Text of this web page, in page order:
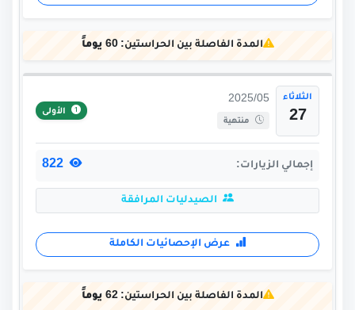
المدة الفاصلة بين الحراستين:60 يوماً
الثلاثاء
27
2025/05
منتهية
الأولى
إجمالي الزيارات:
الصيدليات المرافقة
عرض الإحصائيات الكاملة
المدة الفاصلة بين الحراستين:62 يوماً